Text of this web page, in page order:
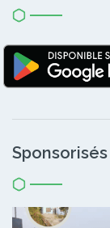
Sponsorisés